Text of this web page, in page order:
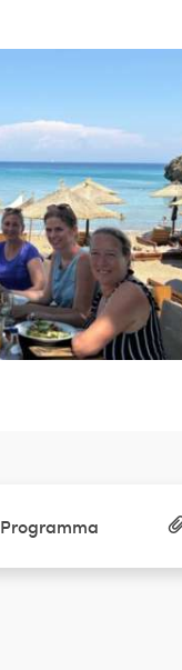
Programma